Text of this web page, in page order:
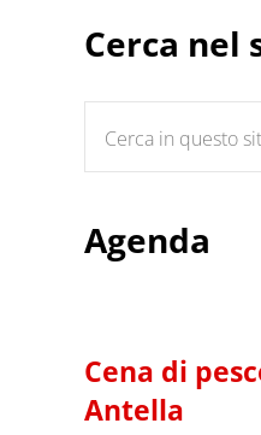
Cerca nel
Agenda
Cena di
Antella